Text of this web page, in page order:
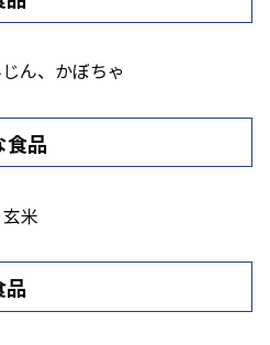
ん、かぼちゃ
食品
米
品